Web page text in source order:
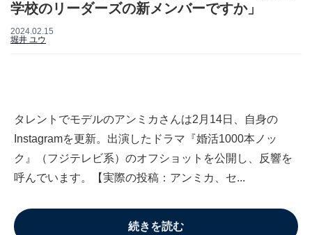
学校のリーダーズの新メンバーですか」
2024.02.15
堀井 ユウ
タレントでモデルのアンミカさんは2月14日、自身の
Instagramを更新。出演したドラマ『婚活1000本ノッ
ク』（フジテレビ系）のオフショットを公開し、反響を
呼んでいます。【実際の投稿：アンミカ、セ...
続きを読む